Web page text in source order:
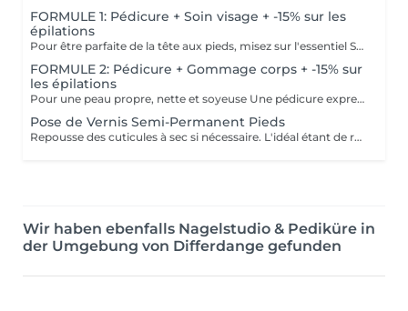
FORMULE 1: Pédicure + Soin visage + -15% sur les
épilations
Pour être parfaite de la tête aux pieds, misez sur l'essentiel Soin du visage Bora Bora ( gommage et massage à l'huile de coco) Une pédicure express au choix rape ou trempage + Coupe et limage des ongles -15 % Sur toutes vos épilations ( à rajouter à votre RDV) Pour plus de précision, n'hésitez pas whatsapp, SMS ou appel au 661 555 858
FORMULE 2: Pédicure + Gommage corps + -15% sur
les épilations
Pour une peau propre, nette et soyeuse Une pédicure express au choix rape ou trempage + Coupe et limage des ongles Un gommage du corps (Monoï ou coco) parfait pour préparer la peau au bronzage -15 % Sur toutes vos épilations ( à rajouter à votre RDV) Pour plus de précision, n'hésitez pas whatsapp, SMS ou appel au 661 555 858
Pose de Vernis Semi-Permanent Pieds
Repousse des cuticules à sec si nécessaire. L'idéal étant de réaliser une pédicure au préalable. Pose sur vos ongles naturels, sans technique de rallongement. Si vous portez actuellement du gel, de la résine, un renfort/gainage, n'oubliez pas de sélectionner la dépose.
Wir haben ebenfalls Nagelstudio & Pediküre in
der Umgebung von Differdange gefunden